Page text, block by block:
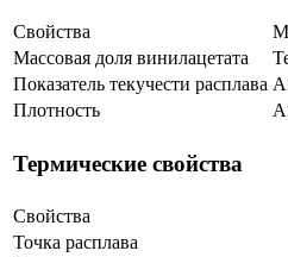
Свойства
Массовая доля винилацетата
Показатель текучести расплава
Плотность
Термические свойства
Свойства
Точка расплава